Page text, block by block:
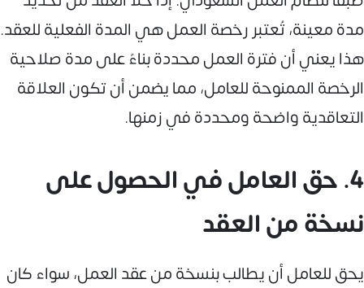
مدة معينة، تُعتبر رخصة العمل هي المدة الفعلية للعقد.
هذا يعني أن فترة العمل محددة بناءً على مدة صلاحية
الرخصة الممنوحة للعامل، مما يضمن أن تكون العلاقة
التعاقدية واضحة ومحددة في زمنها.
4. حق العامل في الحصول على
نسخة من العقد
يحق للعامل أن يطالب بنسخة من عقد العمل، سواء كان